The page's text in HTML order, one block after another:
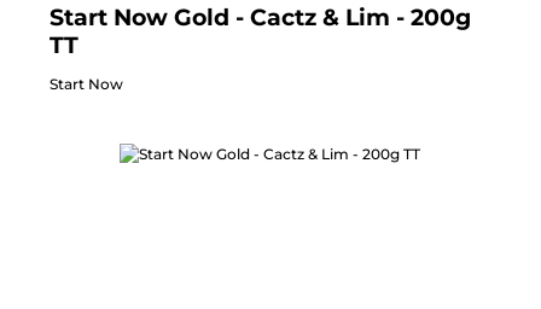
Start Now Gold - Cactz & Lim - 200g
TT
Start Now
Bildergalerie überspringen